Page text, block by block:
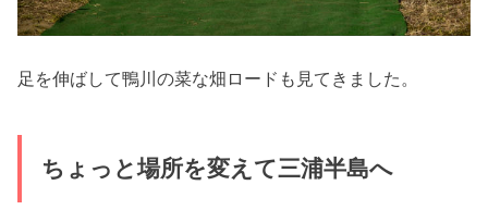
足を伸ばして鴨川の菜な畑ロードも見てきました。
ちょっと場所を変えて三浦半島へ